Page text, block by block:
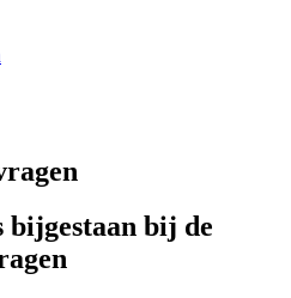
bijgestaan bij de